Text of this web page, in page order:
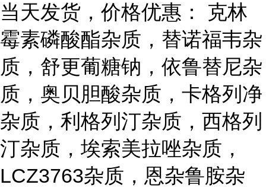
当天发货，价格优惠： 克林
霉素磷酸酯杂质，替诺福韦杂
质，舒更葡糖钠，依鲁替尼杂
质，奥贝胆酸杂质，卡格列净
杂质，利格列汀杂质，西格列
汀杂质，埃索美拉唑杂质，
LCZ3763杂质，恩杂鲁胺杂